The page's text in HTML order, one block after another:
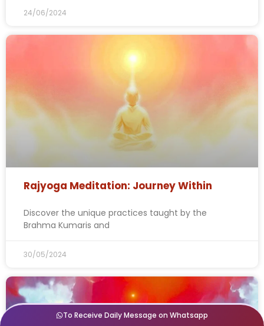
To Receive Daily Message on Whatsapp
24/06/2024
Rajyoga Meditation: Journey Within
Discover the unique practices taught by the
Brahma Kumaris and
30/05/2024